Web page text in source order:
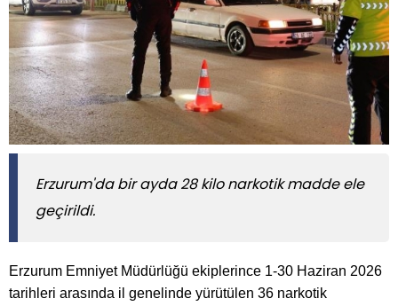
Erzurum'da bir ayda 28 kilo narkotik madde ele
geçirildi.
Erzurum Emniyet Müdürlüğü ekiplerince 1-30 Haziran 2026
tarihleri arasında il genelinde yürütülen 36 narkotik